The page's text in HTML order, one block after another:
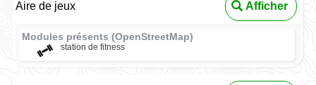
Aire de jeux Afficher
Modules présents (OpenStreetMap)
station de fitness